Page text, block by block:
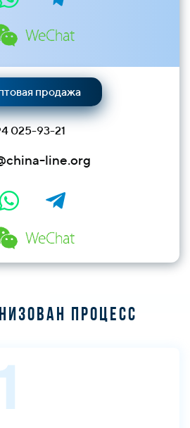
продажа
025-93-21
line.org
процесс